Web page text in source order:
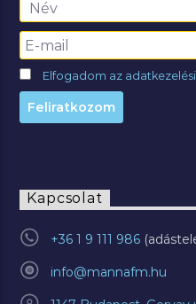
Elfogadom az
Kapcsolat
+36 1 9 111 986
info@mannafm.hu